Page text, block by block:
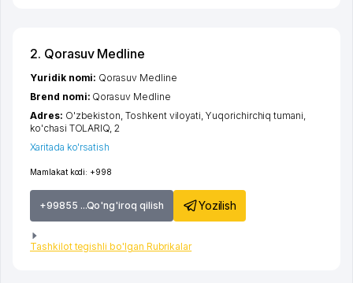
2. Qorasuv Medline
Mamlakat kodi: +998
+99855 ...Qo'ng'iroq qilish Yozilish
Tashkilot tegishli bo'lgan Rubrikalar
Yuridik nomi: Qorasuv Medline
Brend nomi: Qorasuv Medline
Adres: O'zbekiston,Toshkent viloyati,Yuqorichirchiq tumani,
ko'chasi TOLARIQ, 2
Xaritada ko'rsatish